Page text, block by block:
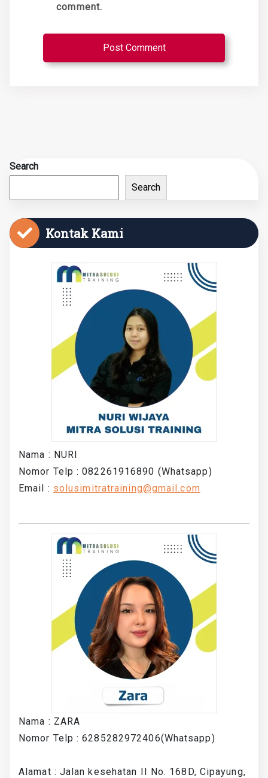
comment.
Search
Search
Kontak Kami
Nama : NURI
Nomor Telp : 082261916890 (Whatsapp)
Email : solusimitratraining@gmail.com
Nama : ZARA
Nomor Telp : 6285282972406(Whatsapp)
Alamat : Jalan kesehatan II No. 168D, Cipayung,